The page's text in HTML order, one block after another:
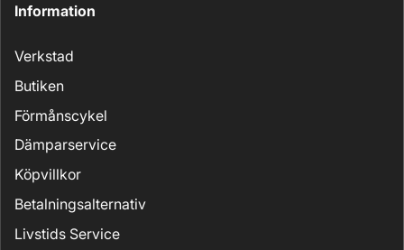
Information
Verkstad
Butiken
Förmånscykel
Dämparservice
Köpvillkor
Betalningsalternativ
Livstids Service